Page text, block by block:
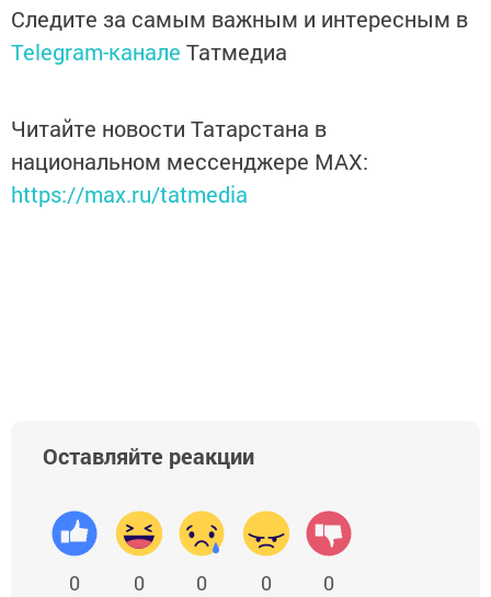
Следите за самым важным и интересным в
Telegram-канале Татмедиа
Читайте новости Татарстана в
национальном мессенджере MАХ:
https://max.ru/tatmedia
Оставляйте реакции
0 0 0 0 0